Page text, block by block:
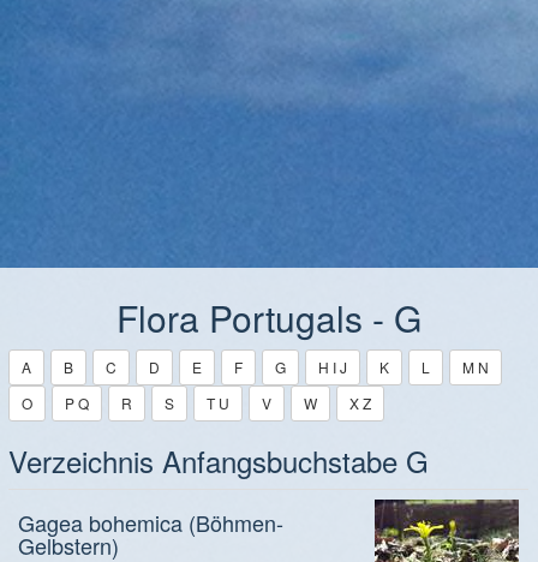
Flora Portugals - G
A B C D E F G H I J K L
M N
O
P Q R S T U V W X Z
Verzeichnis Anfangsbuchstabe G
Gagea bohemica (Böhmen-
Gelbstern)